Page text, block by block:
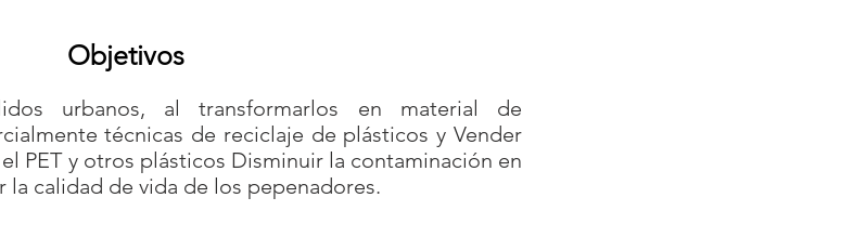
Objetivos
urbanos, al transformarlos en material de
técnicas de reciclaje de plásticos y Vender
PET y otros plásticos Disminuir la contaminación en
calidad de vida de los pepenadores.